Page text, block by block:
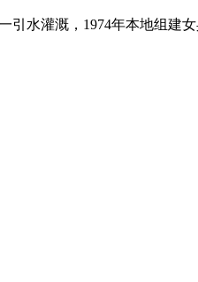
灌溉，1974年本地组建女